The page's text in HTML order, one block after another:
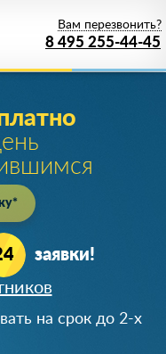
8 495 255-44-45
Вам перезвонить?
заявки!
на срок до 2-х